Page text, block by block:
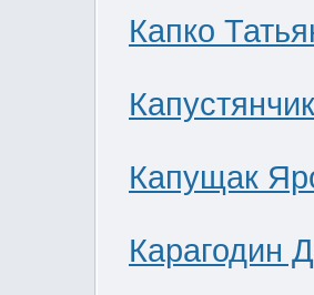
Капко
Капущак
Карагодин